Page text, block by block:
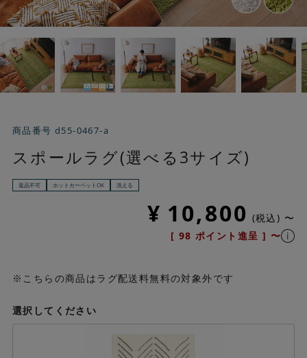
商品番号 d55-0467-a
スポールラグ(選べる3サイズ)
返品不可 ホットカーペットOK 洗える
¥ 10,800 税込
〜
[ 98 ポイント進呈 ] 〜
※こちらの商品はラグ配送料無料の対象外です
選択してください